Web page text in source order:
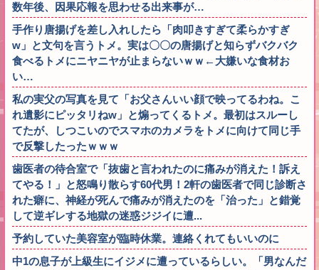
数年後、因果応報を思わせる出来事が…
手作り唐揚げを差し入れしたら「肉叩きすぎて柔らかすぎ
w」と文句を言うトメ。実は〇〇の唐揚げと知らずバクバク
食べるトメにニヤニヤが止まらないｗｗ←大嫌いな食材お
い…
私の実父の写真を見て「お父さんいい顔で映ってるわね。こ
れ遺影にピッタリねw」と煽ってくるトメ。最初はスルーし
てたが、しつこいのでスマホのカメラをトメに向けて同じ手
で反撃したったｗｗｗ
歯医者の待合室で「抜歯と言われたのに痛みが消えた！訴え
てやる！」と怒鳴り散らす60代男！2軒の歯医者で同じ診断さ
れた癖に、神経が死んで痛みが消えたのを「治った」と錯覚
して逆ギレする地獄の迷惑ジジイに遭...
予約していた美容室が臨時休業。連絡くれてもいいのに
中1の息子が上級生にイジメに遭っているらしい。「男なんだ